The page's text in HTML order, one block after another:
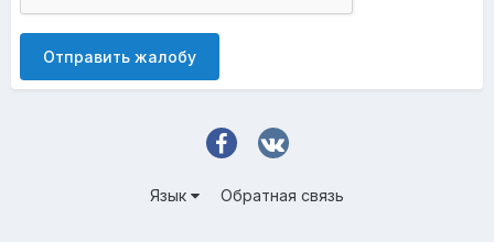
Отправить жалобу
Язык Обратная связь